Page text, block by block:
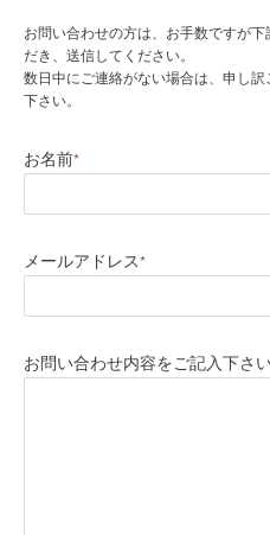
お問い合わせの方は、お手数ですが
だき、送信してください。
数日中にご連絡がない場合は、申し
下さい。
お名前*
メールアドレス*
お問い合わせ内容をご記入下さ